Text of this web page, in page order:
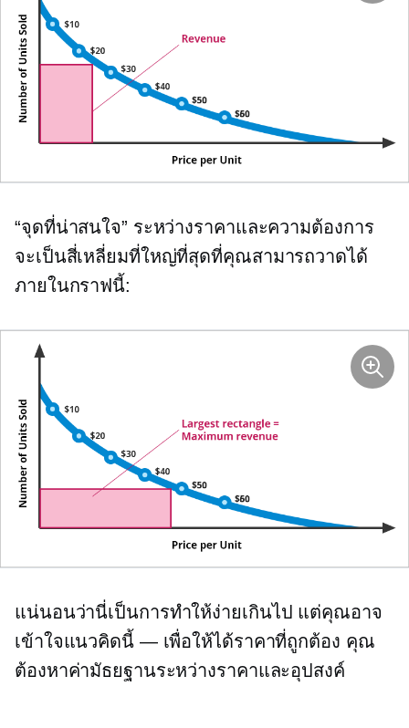
“จุดที่น่าสนใจ” ระหว่างราคาและความต้องการ
จะเป็นสี่เหลี่ยมที่ใหญ่ที่สุดที่คุณสามารถวาดได้
ภายในกราฟนี้:
แน่นอนว่านี่เป็นการทำให้ง่ายเกินไป แต่คุณอาจ
เข้าใจแนวคิดนี้ — เพื่อให้ได้ราคาที่ถูกต้อง คุณ
ต้องหาค่ามัธยฐานระหว่างราคาและอุปสงค์